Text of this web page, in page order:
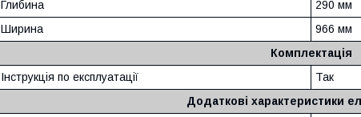
Глибина
290 мм
Ширина
966 мм
Комплектація
Інструкція по експлуатації
Так
Додаткові характеристики